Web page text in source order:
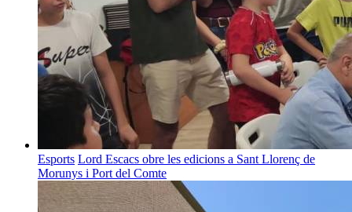
Esports Lord Escacs obre les edicions a Sant Llorenç de
Morunys i Port del Comte